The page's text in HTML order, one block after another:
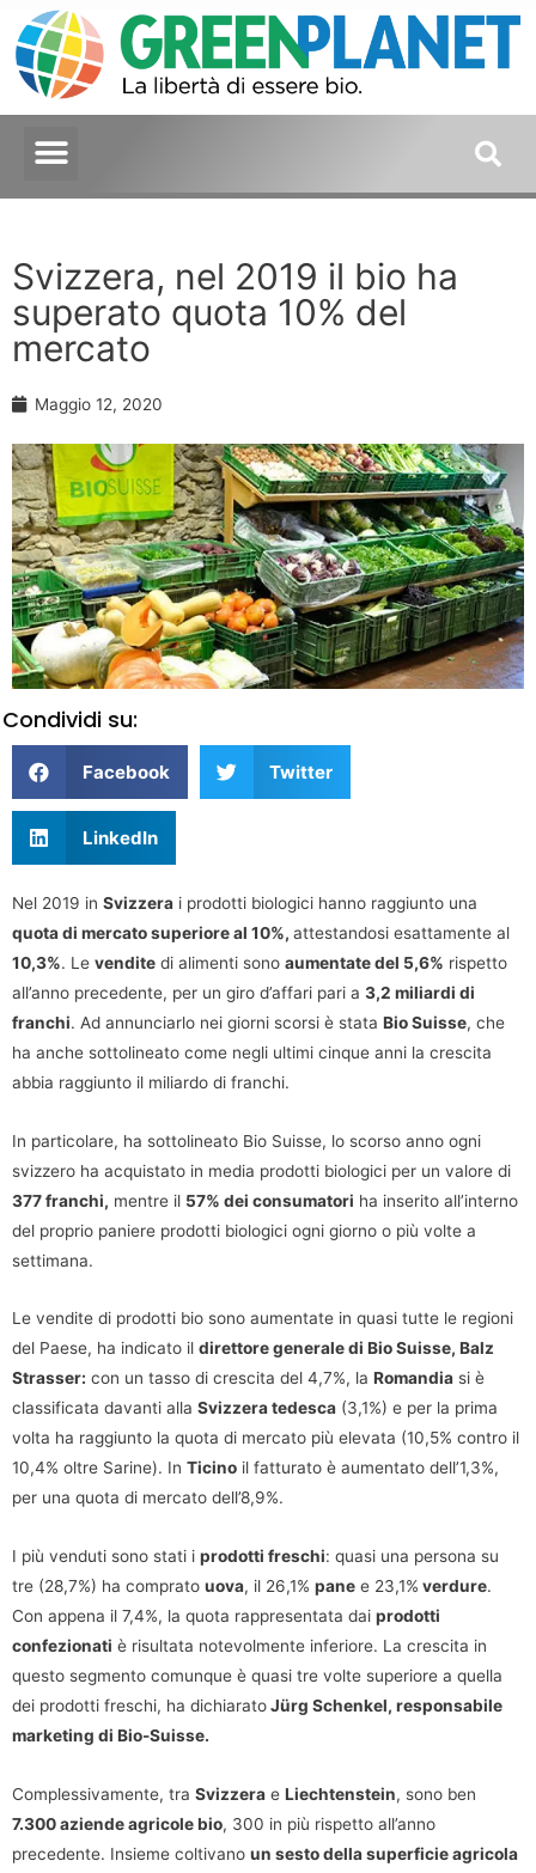
Svizzera, nel 2019 il bio ha
superato quota 10% del
mercato
Maggio 12, 2020
Condividi su:
Facebook Twitter
LinkedIn
Nel 2019 in Svizzera i prodotti biologici hanno raggiunto una
quota di mercato superiore al 10%, attestandosi esattamente al
10,3%. Le vendite di alimenti sono aumentate del 5,6% rispetto
all’anno precedente, per un giro d’affari pari a 3,2 miliardi di
franchi. Ad annunciarlo nei giorni scorsi è stata Bio Suisse, che
ha anche sottolineato come negli ultimi cinque anni la crescita
abbia raggiunto il miliardo di franchi.
In particolare, ha sottolineato Bio Suisse, lo scorso anno ogni
svizzero ha acquistato in media prodotti biologici per un valore di
377 franchi, mentre il 57% dei consumatori ha inserito all’interno
del proprio paniere prodotti biologici ogni giorno o più volte a
settimana.
Le vendite di prodotti bio sono aumentate in quasi tutte le regioni
del Paese, ha indicato il direttore generale di Bio Suisse, Balz
Strasser: con un tasso di crescita del 4,7%, la Romandia si è
classificata davanti alla Svizzera tedesca (3,1%) e per la prima
volta ha raggiunto la quota di mercato più elevata (10,5% contro il
10,4% oltre Sarine). In Ticino il fatturato è aumentato dell’1,3%,
per una quota di mercato dell’8,9%.
I più venduti sono stati i prodotti freschi: quasi una persona su
tre (28,7%) ha comprato uova, il 26,1% pane e 23,1% verdure.
Con appena il 7,4%, la quota rappresentata dai prodotti
confezionati è risultata notevolmente inferiore. La crescita in
questo segmento comunque è quasi tre volte superiore a quella
dei prodotti freschi, ha dichiaratoJürg Schenkel, responsabile
marketing di Bio-Suisse.
Complessivamente, tra Svizzera e Liechtenstein, sono ben
7.300 aziende agricole bio, 300 in più rispetto all’anno
precedente. Insieme coltivano un sesto della superficie agricola